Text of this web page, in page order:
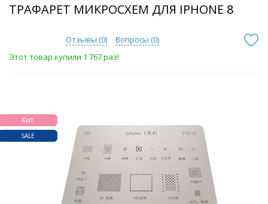
ТРАФАРЕТ МИКРОСХЕМ ДЛЯ IPHONE 8
Отзывы (0) Вопросы (0)
Этот товар купили 1 767 раз!
Хит
SALE